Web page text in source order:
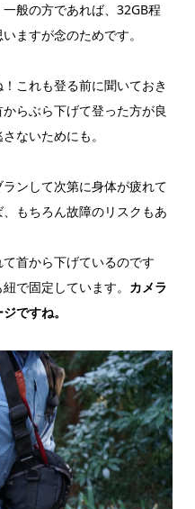
般の方であれば、32GB程
ますが念のためです。
これも登る前に聞いておき
らぶら下げて登った方が良
ないためにも。
ンして次第に身体が疲れて
もちろん故障のリスクもあ
首から下げているのです
で固定しています。 カメラ
ですね。